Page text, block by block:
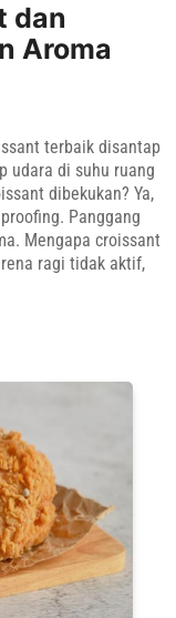
dan
Aroma
terbaik disantap
udara di suhu ruang
dibekukan? Ya,
Panggang
Mengapa croissant
ragi tidak aktif,